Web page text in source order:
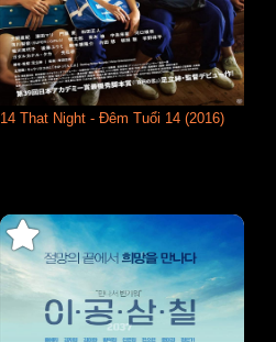
14 That Night - Đêm Tuổi 14 (2016)